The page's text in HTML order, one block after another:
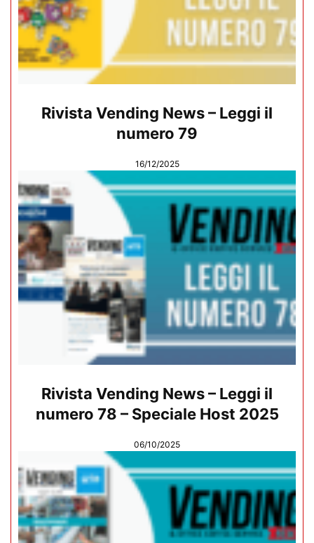
Rivista Vending News – Leggi il
numero 79
16/12/2025
Rivista Vending News – Leggi il
numero 78 – Speciale Host 2025
06/10/2025